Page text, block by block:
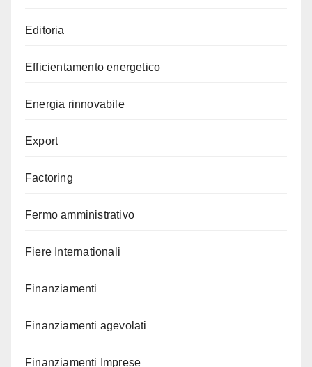
Editoria
Efficientamento energetico
Energia rinnovabile
Export
Factoring
Fermo amministrativo
Fiere Internationali
Finanziamenti
Finanziamenti agevolati
Finanziamenti Imprese